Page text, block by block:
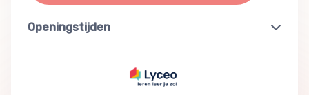
Openingstijden